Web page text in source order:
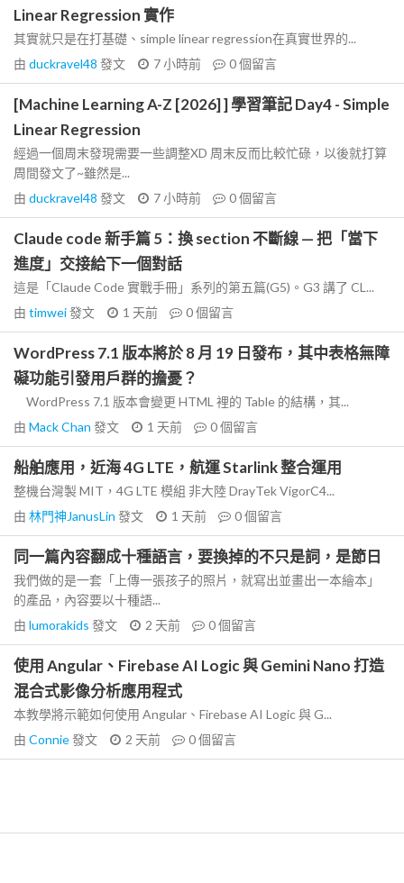
Linear Regression 實作
其實就只是在打基礎、simple linear regression在真實世界的...
由 duckravel48 發文 7 小時前 0個留言
[Machine Learning A-Z [2026] ] 學習筆記 Day4 - Simple
Linear Regression
經過一個周末發現需要一些調整XD 周末反而比較忙碌，以後就打算
周間發文了~雖然是...
由 duckravel48 發文 7 小時前 0個留言
Claude code 新手篇 5：換 section 不斷線 — 把「當下
進度」交接給下一個對話
這是「Claude Code 實戰手冊」系列的第五篇(G5)。G3 講了 CL...
由 timwei發文 1 天前 0個留言
WordPress 7.1 版本將於 8 月 19 日發布，其中表格無障
礙功能引發用戶群的擔憂？
WordPress 7.1 版本會變更 HTML 裡的 Table 的結構，其...
由 Mack Chan 發文 1 天前 0個留言
船舶應用，近海 4G LTE，航運 Starlink 整合運用
整機台灣製 MIT，4G LTE 模組 非大陸 DrayTek VigorC4...
由 林門神JanusLin 發文 1 天前 0個留言
同一篇內容翻成十種語言，要換掉的不只是詞，是節日
我們做的是一套「上傳一張孩子的照片，就寫出並畫出一本繪本」
的產品，內容要以十種語...
由 lumorakids 發文 2 天前 0個留言
使用 Angular、Firebase AI Logic 與 Gemini Nano 打造
混合式影像分析應用程式
本教學將示範如何使用 Angular、Firebase AI Logic 與 G...
由 Connie發文 2 天前 0個留言